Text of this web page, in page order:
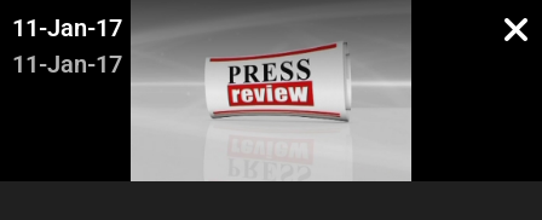
11-Jan-17
11-Jan-17